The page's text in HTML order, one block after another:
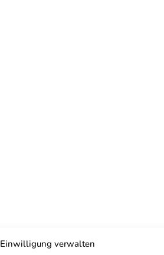
Einwilligung verwalten